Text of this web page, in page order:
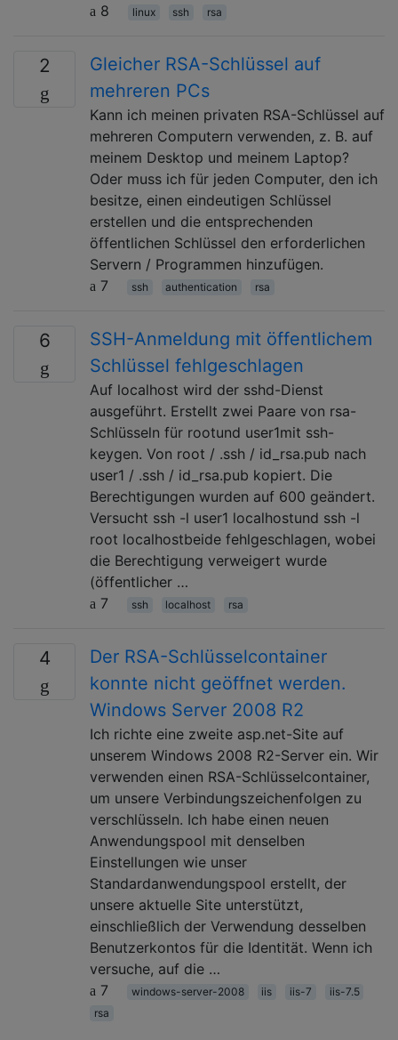
8
linux ssh rsa
2
Gleicher RSA-Schlüssel auf
mehreren PCs
Kann ich meinen privaten RSA-Schlüssel auf
mehreren Computern verwenden, z. B. auf
meinem Desktop und meinem Laptop?
Oder muss ich für jeden Computer, den ich
besitze, einen eindeutigen Schlüssel
erstellen und die entsprechenden
öffentlichen Schlüssel den erforderlichen
Servern / Programmen hinzufügen.
7
ssh authentication rsa
6
SSH-Anmeldung mit öffentlichem
Schlüssel fehlgeschlagen
Auf localhost wird der sshd-Dienst
ausgeführt. Erstellt zwei Paare von rsa-
Schlüsseln für rootund user1mit ssh-
keygen. Von root / .ssh / id_rsa.pub nach
user1 / .ssh / id_rsa.pub kopiert. Die
Berechtigungen wurden auf 600 geändert.
Versucht ssh -l user1 localhostund ssh -l
root localhostbeide fehlgeschlagen, wobei
die Berechtigung verweigert wurde
(öffentlicher …
7
ssh localhost rsa
4
Der RSA-Schlüsselcontainer
konnte nicht geöffnet werden.
Windows Server 2008 R2
Ich richte eine zweite asp.net-Site auf
unserem Windows 2008 R2-Server ein. Wir
verwenden einen RSA-Schlüsselcontainer,
um unsere Verbindungszeichenfolgen zu
verschlüsseln. Ich habe einen neuen
Anwendungspool mit denselben
Einstellungen wie unser
Standardanwendungspool erstellt, der
unsere aktuelle Site unterstützt,
einschließlich der Verwendung desselben
Benutzerkontos für die Identität. Wenn ich
versuche, auf die …
7
windows-server-2008 iis iis-7
iis-7.5
rsa